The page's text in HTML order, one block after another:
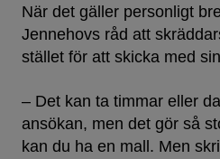
När det gäller personligt
Jennehovs råd att
stället för att skicka med
– Det kan ta timmar eller
ansökan, men det gör så
kan du ha en mall. Men